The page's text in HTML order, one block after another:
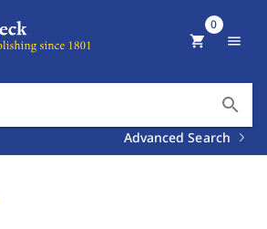
search
Advanced Search
shopping_cart
0
menu